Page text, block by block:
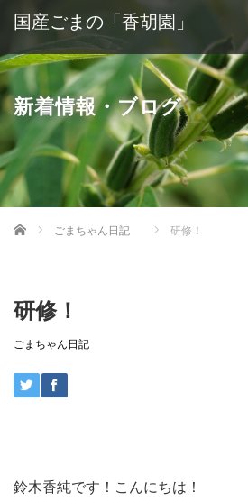
国産ごまの「香胡園」
新着情報・ブログ
Home ごまちゃん日記 研修！
研修！
ごまちゃん日記
鈴木香純です！こんにちは！